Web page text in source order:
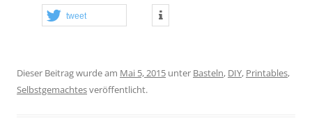
tweet
Dieser Beitrag wurde am Mai 5, 2015 unter Basteln, DIY, Printables,
Selbstgemachtesveröffentlicht.